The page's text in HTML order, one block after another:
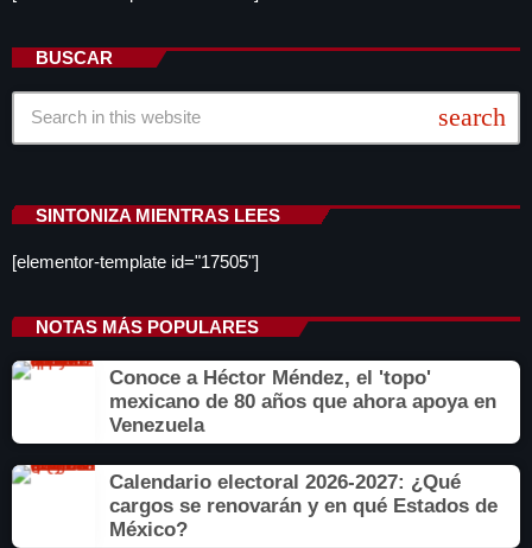
BUSCAR
search
SINTONIZA MIENTRAS LEES
[elementor-template id="17505"]
NOTAS MÁS POPULARES
Conoce a Héctor Méndez, el 'topo'
mexicano de 80 años que ahora apoya en
Venezuela
Calendario electoral 2026-2027: ¿Qué
cargos se renovarán y en qué Estados de
México?